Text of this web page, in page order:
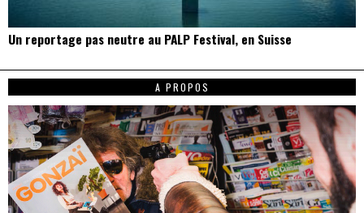
Un reportage pas neutre au PALP Festival, en Suisse
A PROPOS